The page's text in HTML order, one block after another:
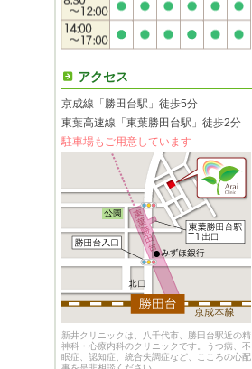
アクセス
京成線「勝田台駅」徒歩5分
東葉高速線「東葉勝田台駅」徒歩2分
駐車場もご用意しています
新井クリニックは、八千代市、勝田台駅近の精
神科・心療内科のクリニックです。うつ病、不
眠症、認知症、統合失調症など、こころの心配